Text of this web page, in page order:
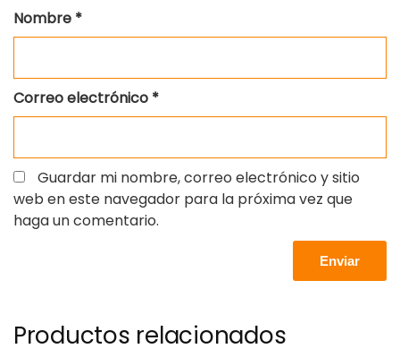
Nombre *
Correo electrónico *
Guardar mi nombre, correo electrónico y sitio
web en este navegador para la próxima vez que
haga un comentario.
Productos relacionados